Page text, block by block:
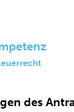
des